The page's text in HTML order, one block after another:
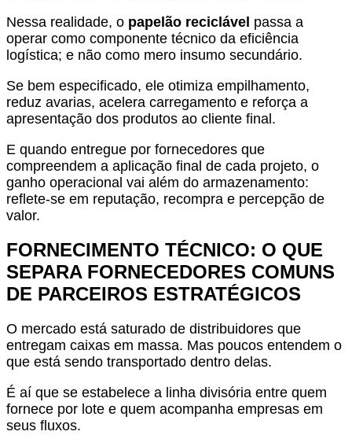
Nessa realidade, o papelão reciclável passa a
operar como componente técnico da eficiência
logística; e não como mero insumo secundário.
Se bem especificado, ele otimiza empilhamento,
reduz avarias, acelera carregamento e reforça a
apresentação dos produtos ao cliente final.
E quando entregue por fornecedores que
compreendem a aplicação final de cada projeto, o
ganho operacional vai além do armazenamento:
reflete-se em reputação, recompra e percepção de
valor.
FORNECIMENTO TÉCNICO: O QUE
SEPARA FORNECEDORES COMUNS
DE PARCEIROS ESTRATÉGICOS
O mercado está saturado de distribuidores que
entregam caixas em massa. Mas poucos entendem o
que está sendo transportado dentro delas.
É aí que se estabelece a linha divisória entre quem
fornece por lote e quem acompanha empresas em
seus fluxos.